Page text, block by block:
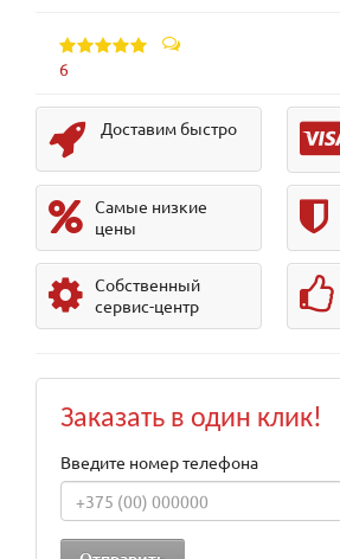
6
Доставим быстро
Самые низкие
цены
Собственный
сервис-центр
Заказать в один клик!
Введите номер телефона